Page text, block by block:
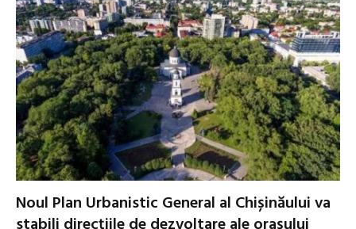
Noul Plan Urbanistic General al Chișinăului va